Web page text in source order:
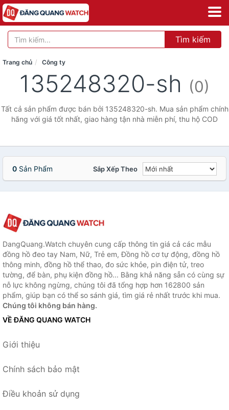
Tìm kiếm
Trang chủ Công ty
135248320-sh (0)
Tất cả sản phẩm được bán bởi 135248320-sh. Mua sản phẩm chính
hãng với giá tốt nhất, giao hàng tận nhà miễn phí, thu hộ COD
0 Sản Phẩm Sắp Xếp Theo
DangQuang.Watch chuyên cung cấp thông tin giá cả các mẫu
đồng hồ đeo tay Nam, Nữ, Trẻ em, Đồng hồ cơ tự động, đồng hồ
thông minh, đồng hồ thể thao, đo sức khỏe, pin điện tử, treo
tường, để bàn, phụ kiện đồng hồ... Bằng khả năng sẵn có cùng sự
nỗ lực không ngừng, chúng tôi đã tổng hợp hơn 162800 sản
phẩm, giúp bạn có thể so sánh giá, tìm giá rẻ nhất trước khi mua.
Chúng tôi không bán hàng.
VỀ ĐĂNG QUANG WATCH
Giới thiệu
Chính sách bảo mật
Điều khoản sử dụng